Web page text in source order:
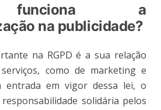
a
na publicidade?
na RGPD é a sua relação
como de marketing e
entrada em vigor dessa lei, o
solidária pelos